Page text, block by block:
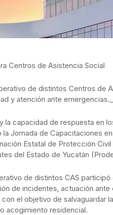
Centros de Asistencia Social
de distintos Centros de
y atención ante emergencias._
la capacidad de respuesta en
Jornada de Capacitaciones
Estatal de Protección
del Estado de Yucatán
de distintos CAS participó
de incidentes, actuación ante
el objetivo de salvaguardar
acogimiento residencial.